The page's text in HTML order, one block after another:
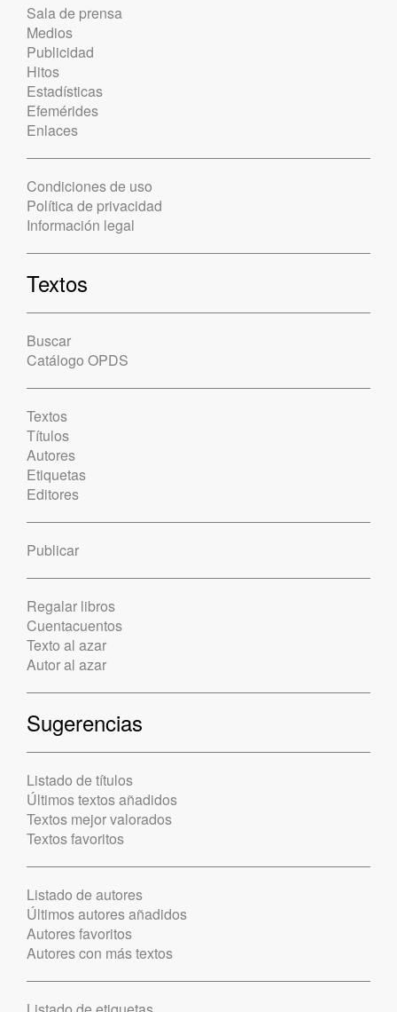
Sala de prensa
Medios
Publicidad
Hitos
Estadísticas
Efemérides
Enlaces
Condiciones de uso
Política de privacidad
Información legal
Textos
Buscar
Catálogo OPDS
Textos
Títulos
Autores
Etiquetas
Editores
Publicar
Regalar libros
Cuentacuentos
Texto al azar
Autor al azar
Sugerencias
Listado de títulos
Últimos textos añadidos
Textos mejor valorados
Textos favoritos
Listado de autores
Últimos autores añadidos
Autores favoritos
Autores con más textos